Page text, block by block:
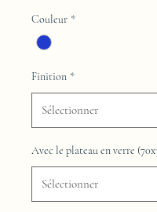
Couleur *
Finition *
Avec le plateau en verre